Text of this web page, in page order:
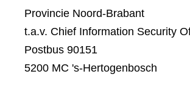
Provincie Noord-Brabant
t.a.v. Chief Information Security
Postbus 90151
5200 MC 's-Hertogenbosch